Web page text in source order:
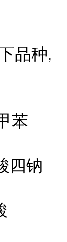
品种,
苯
四钠